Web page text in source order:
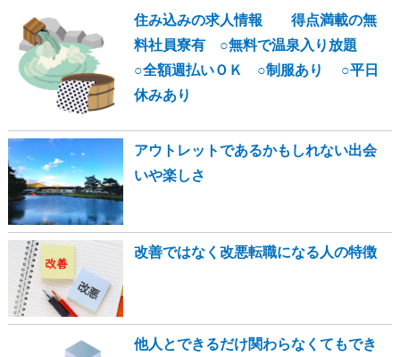
住み込みの求人情報 得点満載の無
料社員寮有 ○無料で温泉入り放題
○全額週払いＯＫ ○制服あり ○平日
休みあり
アウトレットであるかもしれない出会
いや楽しさ
改善ではなく改悪転職になる人の特徴
他人とできるだけ関わらなくてもでき